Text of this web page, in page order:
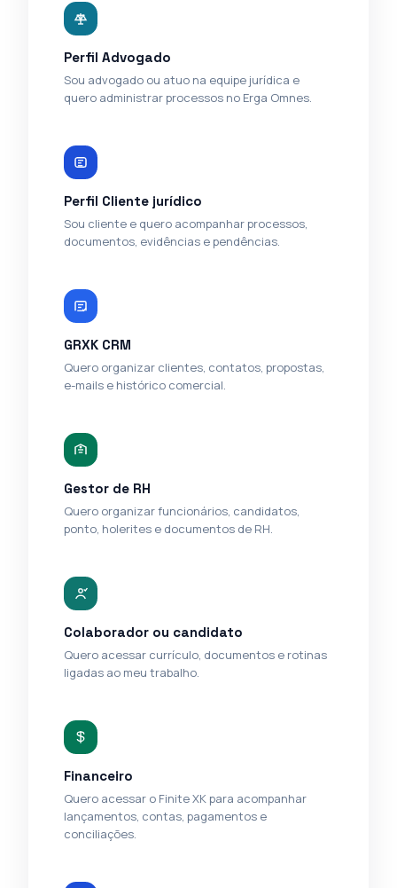
Perfil Advogado
Sou advogado ou atuo na equipe jurídica e
quero administrar processos no Erga Omnes.
Perfil Cliente jurídico
Sou cliente e quero acompanhar processos,
documentos, evidências e pendências.
GRXK CRM
Quero organizar clientes, contatos, propostas,
e-mails e histórico comercial.
Gestor de RH
Quero organizar funcionários, candidatos,
ponto, holerites e documentos de RH.
Colaborador ou candidato
Quero acessar currículo, documentos e rotinas
ligadas ao meu trabalho.
Financeiro
Quero acessar o Finite XK para acompanhar
lançamentos, contas, pagamentos e
conciliações.